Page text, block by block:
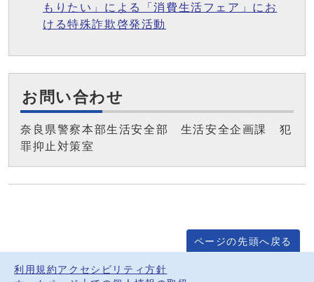
もりたい」による「消費生活フェア」にお
ける特殊詐欺啓発活動
お問い合わせ
奈良県警察本部生活安全部 生活安全企画課 犯
罪抑止対策室
ページの先頭へ戻る
利用規約 アクセシビリティ方針